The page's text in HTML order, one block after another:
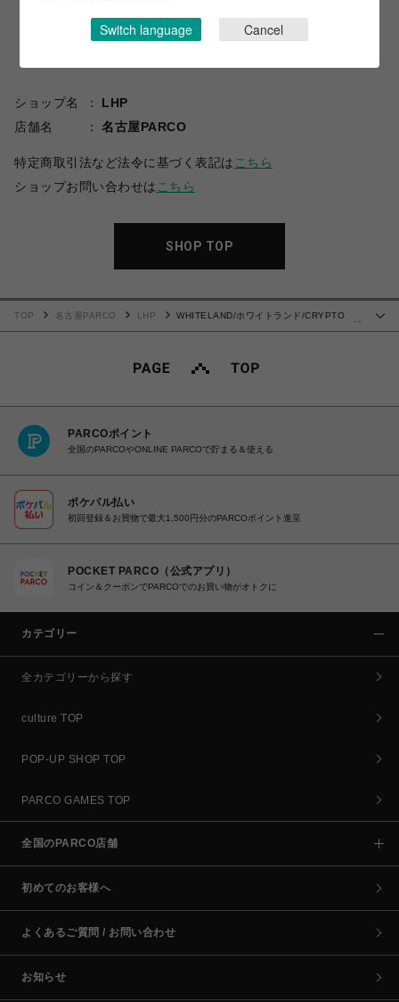
ショップ名
LHP
店舗名
名古屋PARCO
特定商取引法など法令に基づく表記は こちら
ショップお問い合わせは こちら
SHOP TOP
…
TOP 名古屋PARCO LHP
WHITELAND/ホワイトランド/CRYPTO
PARCOポイント
全国のPARCOやONLINE PARCOで貯まる＆使える
ポケパル払い
初回登録＆お買物で最大1,500円分のPARCOポイント進呈
POCKET PARCO（公式アプリ）
コイン＆クーポンでPARCOでのお買い物がオトクに
カテゴリー
全カテゴリーから探す
culture TOP
POP-UP SHOP TOP
PARCO GAMES TOP
全国のPARCO店舗
初めてのお客様へ
よくあるご質問 / お問い合わせ
お知らせ
Switch language Cancel